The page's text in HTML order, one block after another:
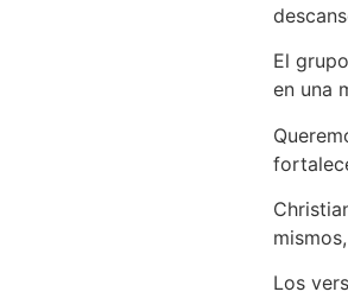
El
en una
Los